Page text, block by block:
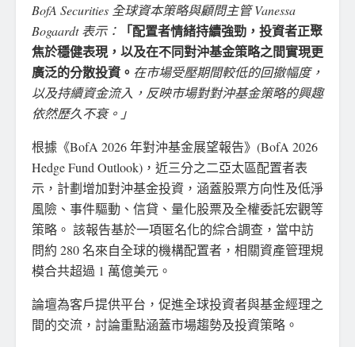
BofA Securities 全球資本策略與顧問主管 Vanessa
Bogaardt 表示：
「配置者情緒持續強勁，投資者正聚
焦於穩健表現，以及在不同對沖基金策略之間實現更
廣泛的分散投資。 在市場受壓期間較低的回撤幅度，
以及持續資金流入，反映市場對對沖基金策略的興趣
依然歷久不衰。」
根據《BofA 2026 年對沖基金展望報告》(BofA 2026
Hedge Fund Outlook)，近三分之二亞太區配置者表
示，計劃增加對沖基金投資，涵蓋股票方向性及低淨
風險、事件驅動、信貸、量化股票及全權委託宏觀等
策略。 該報告基於一項匿名化的綜合調查，當中訪
問約 280 名來自全球的機構配置者，相關資產管理規
模合共超過 1 萬億美元。
論壇為客戶提供平台，促進全球投資者與基金經理之
間的交流，討論重點涵蓋市場趨勢及投資策略。